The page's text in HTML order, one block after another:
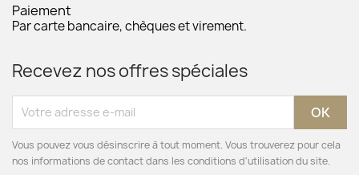
Paiement
Par carte bancaire, chèques et virement.
Recevez nos offres spéciales
Vous pouvez vous désinscrire à tout moment. Vous trouverez pour cela
nos informations de contact dans les conditions d'utilisation du site.